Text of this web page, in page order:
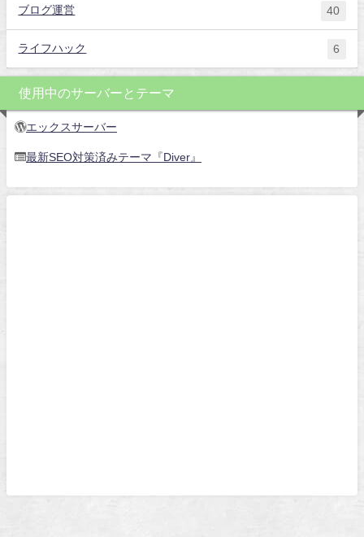
ブログ運営 40
ライフハック 6
使用中のサーバーとテーマ
エックスサーバー
最新SEO対策済みテーマ『Diver』